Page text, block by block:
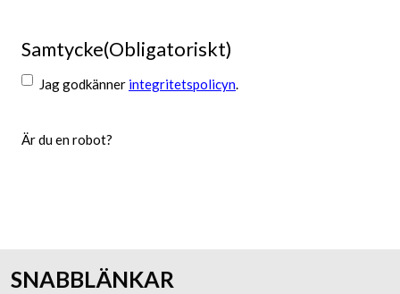
Samtycke(Obligatoriskt)
Jag godkänner integritetspolicyn.
Är du en robot?
SNABBLÄNKAR